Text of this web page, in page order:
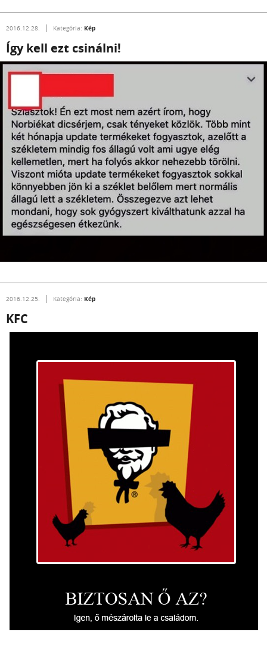
2016.12.28. Kategória: Kép
Így kell ezt csinálni!
2016.12.25. Kategória: Kép
KFC